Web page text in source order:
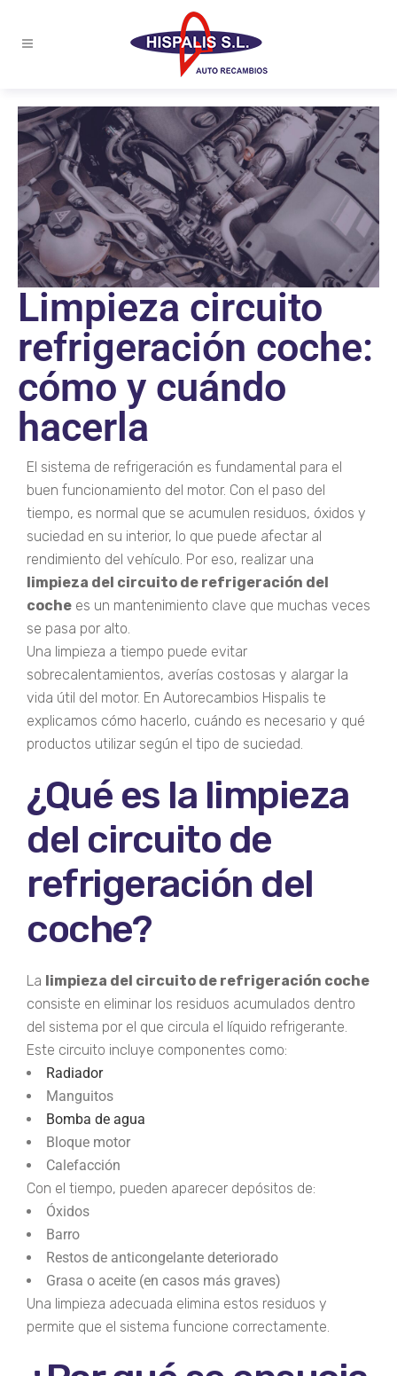
Limpieza circuito
refrigeración coche:
cómo y cuándo
hacerla
El sistema de refrigeración es fundamental para el
buen funcionamiento del motor. Con el paso del
tiempo, es normal que se acumulen residuos, óxidos y
suciedad en su interior, lo que puede afectar al
rendimiento del vehículo. Por eso, realizar una
limpieza del circuito de refrigeración del
coche es un mantenimiento clave que muchas veces
se pasa por alto.
Una limpieza a tiempo puede evitar
sobrecalentamientos, averías costosas y alargar la
vida útil del motor. En Autorecambios Hispalis te
explicamos cómo hacerlo, cuándo es necesario y qué
productos utilizar según el tipo de suciedad.
¿Qué es la limpieza
del circuito de
refrigeración del
coche?
La limpieza del circuito de refrigeración coche
consiste en eliminar los residuos acumulados dentro
del sistema por el que circula el líquido refrigerante.
Este circuito incluye componentes como:
Radiador
Manguitos
Bomba de agua
Bloque motor
Calefacción
Con el tiempo, pueden aparecer depósitos de:
Óxidos
Barro
Restos de anticongelante deteriorado
Grasa o aceite (en casos más graves)
Una limpieza adecuada elimina estos residuos y
permite que el sistema funcione correctamente.